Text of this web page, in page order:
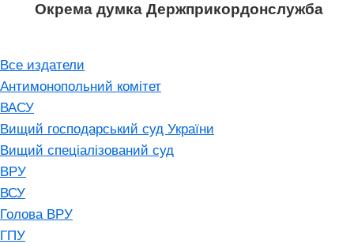
Окрема думка Держприкордонслужба
Все издатели
Антимонопольний комітет
ВАСУ
Вищий господарський суд України
Вищий спеціалізований суд
ВРУ
ВСУ
Голова ВРУ
ГПУ